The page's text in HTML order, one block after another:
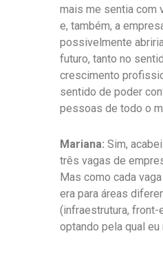
mais me sentia com
e, também, a
possivelmente
futuro, tanto no
crescimento
sentido de poder
pessoas de todo o
Mariana: Sim,
três vagas de
Mas como cada
era para áreas
(infraestrutura, front-
optando pela qual